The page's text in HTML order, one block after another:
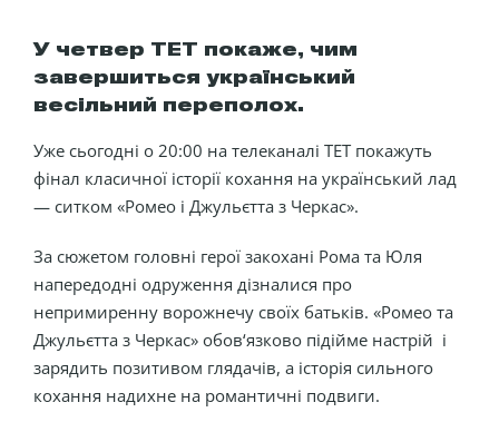
У четвер ТЕТ покаже, чим
завершиться український
весільний переполох.
Уже сьогодні о 20:00 на телеканалі ТЕТ покажуть
фінал класичної історії кохання на український лад
— ситком «Ромео і Джульєтта з Черкас».
За сюжетом головні герої закохані Рома та Юля
напередодні одруження дізналися про
непримиренну ворожнечу своїх батьків. «Ромео та
Джульєтта з Черкас» обов‘язково підійме настрій і
зарядить позитивом глядачів, а історія сильного
кохання надихне на романтичні подвиги.